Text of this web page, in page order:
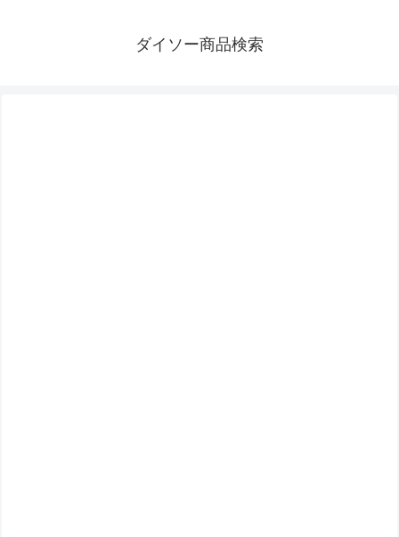
ダイソー商品検索